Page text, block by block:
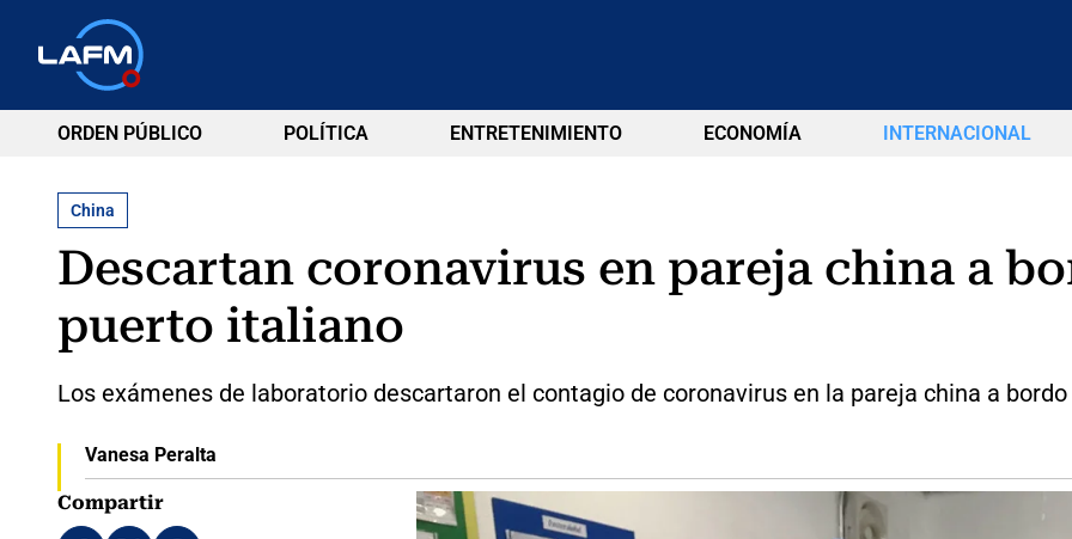
ORDEN PÚBLICO POLÍTICA ENTRETENIMIENTO ECONOMÍA INTERNACIONAL
China
Descartan coronavirus en pareja china a
puerto italiano
Los exámenes de laboratorio descartaron el contagio de coronavirus en la pareja china a
Vanesa Peralta
Compartir